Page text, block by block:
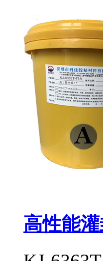
高性能